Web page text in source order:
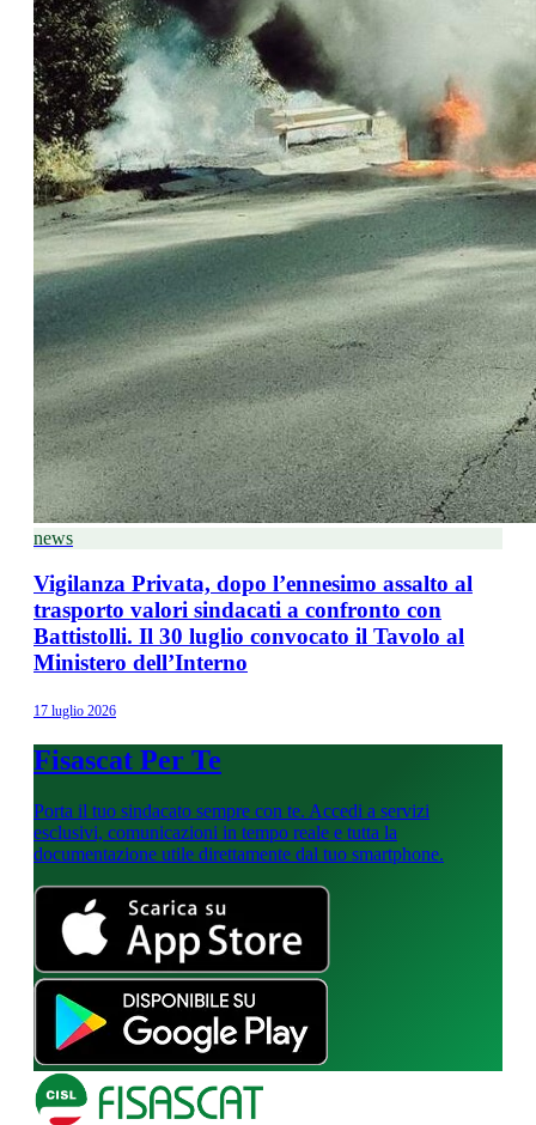
news
Vigilanza Privata, dopo l’ennesimo assalto al
trasporto valori sindacati a confronto con
Battistolli. Il 30 luglio convocato il Tavolo al
Ministero dell’Interno
17 luglio 2026
Fisascat Per Te
Porta il tuo sindacato sempre con te. Accedi a servizi
esclusivi, comunicazioni in tempo reale e tutta la
documentazione utile direttamente dal tuo smartphone.